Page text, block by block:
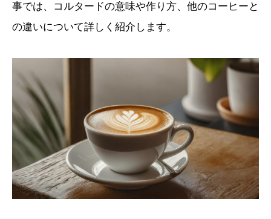
事では、コルタードの意味や作り方、他のコーヒーと
の違いについて詳しく紹介します。